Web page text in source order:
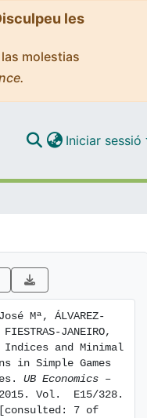
les
molestias
Iniciar sessió
Mª, ÁLVAREZ-
JANEIRO,
Indices and Minimal
in Simple Games
UB Economics –
Vol.  E15/328.
[consulted: 7 of